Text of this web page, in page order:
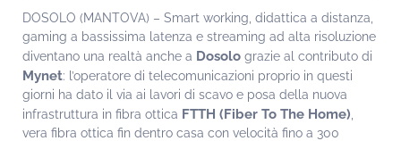
DOSOLO (MANTOVA) – Smart working, didattica a distanza,
gaming a bassissima latenza e streaming ad alta risoluzione
diventano una realtà anche a Dosolo grazie al contributo di
Mynet: l’operatore di telecomunicazioni proprio in questi
giorni ha dato il via ai lavori di scavo e posa della nuova
infrastruttura in fibra ottica FTTH (Fiber To The Home)
vera fibra ottica fin dentro casa con velocità fino a 300